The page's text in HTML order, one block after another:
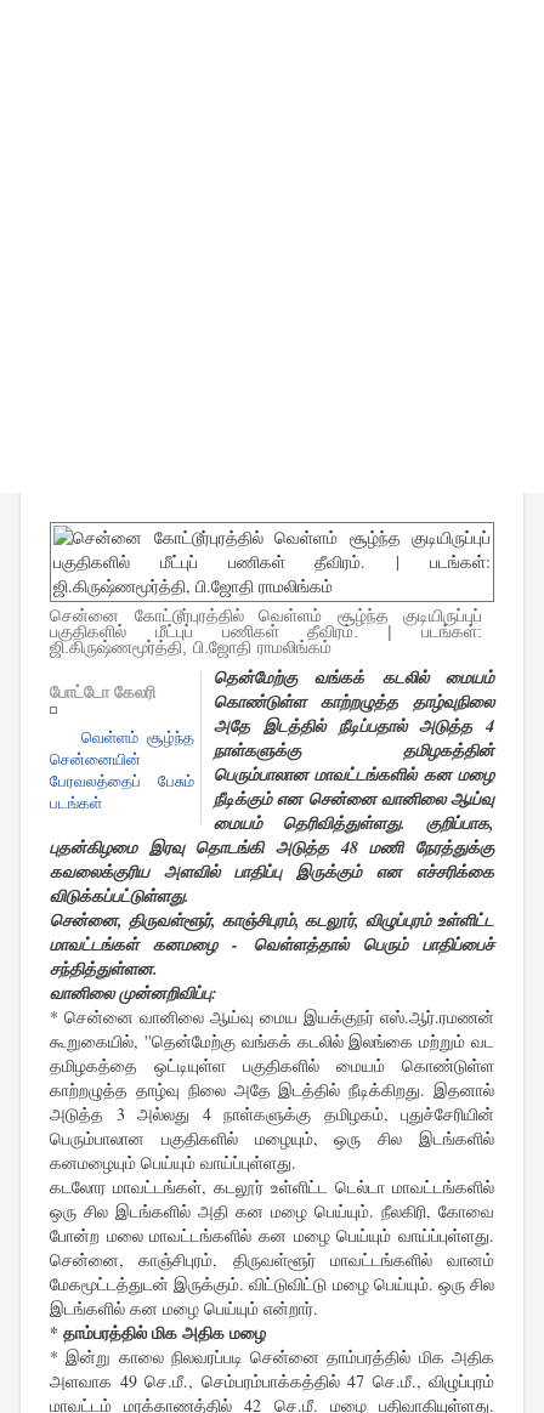
சென்னை கோட்டூர்புரத்தில் வெள்ளம் சூழ்ந்த குடியிருப்புப்
பகுதிகளில் மீட்புப் பணிகள் தீவிரம். | படங்கள்:
ஜி.கிருஷ்ணமூர்த்தி, பி.ஜோதி ராமலிங்கம்
போட்டோ கேலரி
வெள்ளம் சூழ்ந்த
சென்னையின்
பேரவலத்தைப் பேசும்
படங்கள்
தென்மேற்கு வங்கக் கடலில் மையம்
கொண்டுள்ள காற்றழுத்த தாழ்வுநிலை
அதே இடத்தில் நீடிப்பதால் அடுத்த 4
நாள்களுக்கு தமிழகத்தின்
பெரும்பாலான மாவட்டங்களில் கன மழை
நீடிக்கும் என சென்னை வானிலை ஆய்வு
மையம் தெரிவித்துள்ளது. குறிப்பாக,
புதன்கிழமை இரவு தொடங்கி அடுத்த 48 மணி நேரத்துக்கு
கவலைக்குரிய அளவில் பாதிப்பு இருக்கும் என எச்சரிக்கை
விடுக்கப்பட்டுள்ளது.
சென்னை, திருவள்ளூர், காஞ்சிபுரம், கடலூர், விழுப்புரம் உள்ளிட்ட
மாவட்டங்கள் கனமழை - வெள்ளத்தால் பெரும் பாதிப்பைச்
சந்தித்துள்ளன.
வானிலை முன்னறிவிப்பு:
* சென்னை வானிலை ஆய்வு மைய இயக்குநர் எஸ்.ஆர்.ரமணன்
கூறுகையில், ''தென்மேற்கு வங்கக் கடலில் இலங்கை மற்றும் வட
தமிழகத்தை ஒட்டியுள்ள பகுதிகளில் மையம் கொண்டுள்ள
காற்றழுத்த தாழ்வு நிலை அதே இடத்தில் நீடிக்கிறது. இதனால்
அடுத்த 3 அல்லது 4 நாள்களுக்கு தமிழகம், புதுச்சேரியின்
பெரும்பாலான பகுதிகளில் மழையும், ஒரு சில இடங்களில்
கனமழையும் பெய்யும் வாய்ப்புள்ளது.
கடலோர மாவட்டங்கள், கடலூர் உள்ளிட்ட டெல்டா மாவட்டங்களில்
ஒரு சில இடங்களில் அதி கன மழை பெய்யும். நீலகிரி, கோவை
போன்ற மலை மாவட்டங்களில் கன மழை பெய்யும் வாய்ப்புள்ளது.
சென்னை, காஞ்சிபுரம், திருவள்ளூர் மாவட்டங்களில் வானம்
மேகமூட்டத்துடன் இருக்கும். விட்டுவிட்டு மழை பெய்யும். ஒரு சில
இடங்களில் கன மழை பெய்யும் என்றார்.
* தாம்பரத்தில் மிக அதிக மழை
* இன்று காலை நிலவரப்படி சென்னை தாம்பரத்தில் மிக அதிக
அளவாக 49 செ.மீ., செம்பரம்பாக்கத்தில் 47 செ.மீ., விழுப்புரம்
மாவட்டம் மரக்காணத்தில் 42 செ.மீ. மழை பதிவாகியுள்ளது.